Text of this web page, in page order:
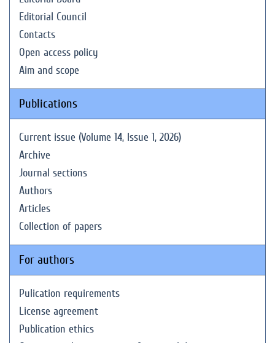
Editorial Council
Contacts
Open access policy
Aim and scope
Publications
Current issue (Volume 14, Issue 1, 2026)
Archive
Journal sections
Authors
Articles
Collection of papers
For authors
Pulication requirements
License agreement
Publication ethics